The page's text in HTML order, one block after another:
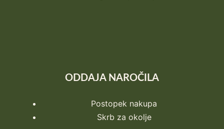
ODDAJA NAROČILA
Postopek nakupa
Skrb za okolje